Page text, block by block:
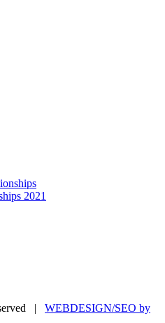
2021
| WEBDESIGN/SEO by